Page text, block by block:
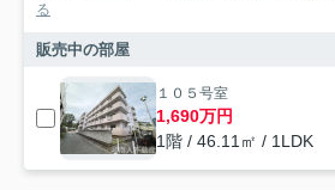
る
販売中の部屋
１０５号室
1,690万円
1階 / 46.11㎡ / 1LDK